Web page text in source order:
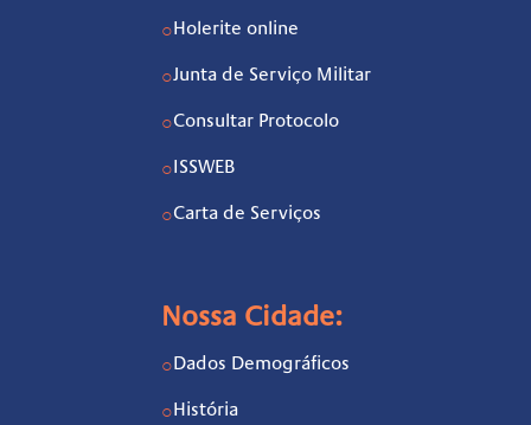
○ Holerite online
○Junta de Serviço Militar
○Consultar Protocolo
○ ISSWEB
○Carta de Serviços
Nossa Cidade:
○ Dados Demográficos
○ História